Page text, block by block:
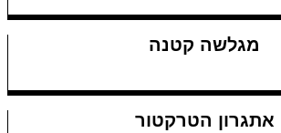
מגלשה קטנה
אתגרון הטרקטור